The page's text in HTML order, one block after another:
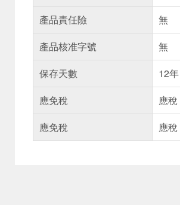
產品責任險
無
產品核准字號
無
保存天數
12年
應免稅
應稅
應免稅
應稅